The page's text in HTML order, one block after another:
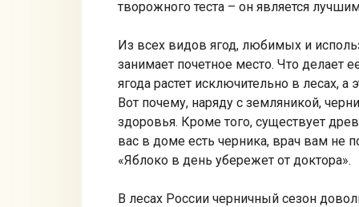
творожного теста – он является
Из всех видов ягод, любимых и
занимает почетное место. Что делает
ягода растет исключительно в лесах, а
Вот почему, наряду с земляникой,
здоровья. Кроме того, существует
вас в доме есть черника, врач вам не
«Яблоко в день убережет от доктора».
В лесах России черничный сезон